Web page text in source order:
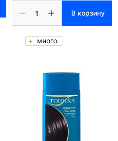
В корзину
много